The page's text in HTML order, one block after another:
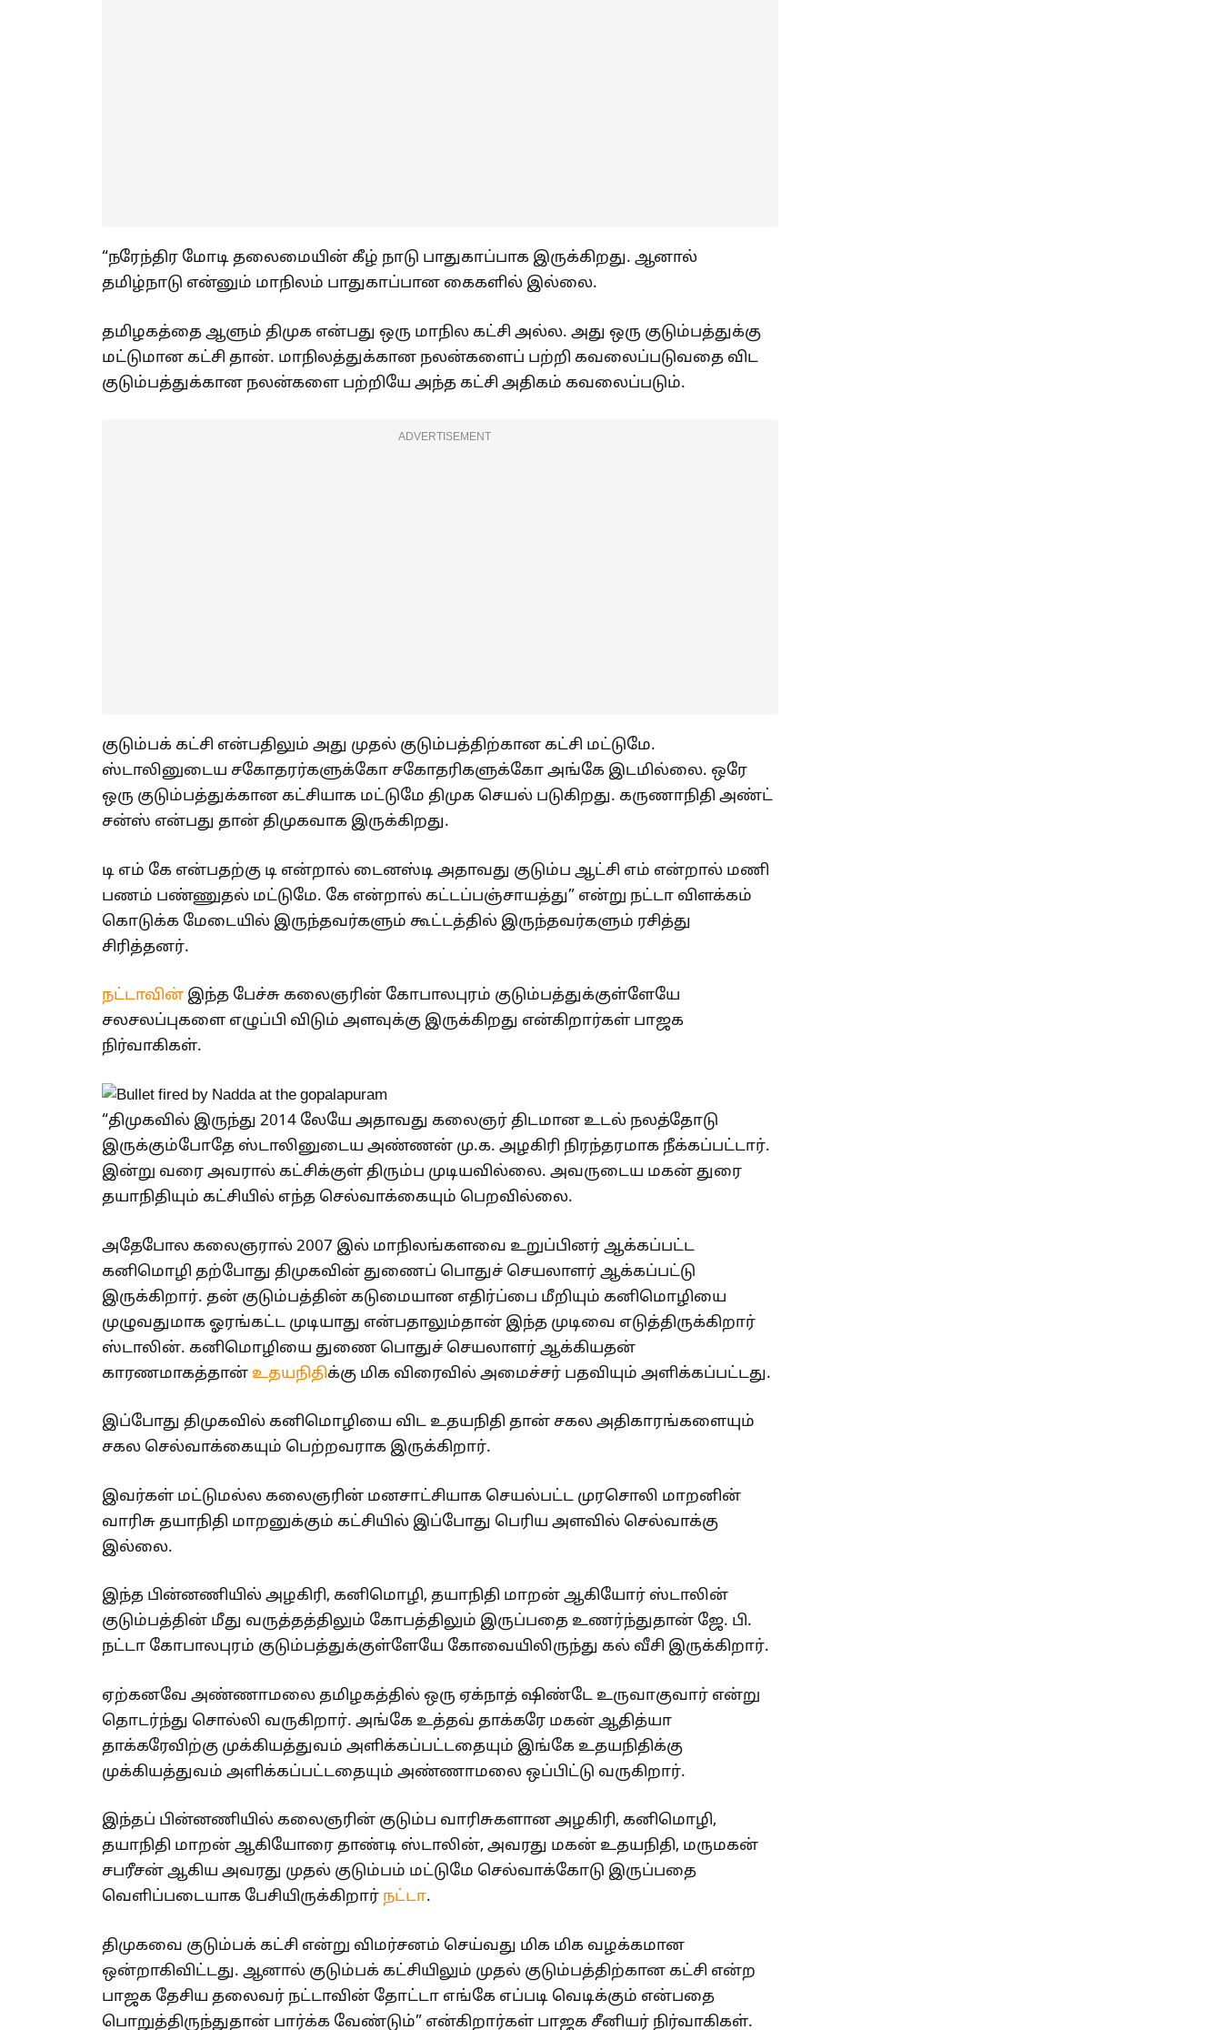
“நரேந்திர மோடி தலைமையின் கீழ் நாடு பாதுகாப்பாக இருக்கிறது. ஆனால்
தமிழ்நாடு என்னும் மாநிலம் பாதுகாப்பான கைகளில் இல்லை.
தமிழகத்தை ஆளும் திமுக என்பது ஒரு மாநில கட்சி அல்ல. அது ஒரு குடும்பத்துக்கு
மட்டுமான கட்சி தான். மாநிலத்துக்கான நலன்களைப் பற்றி கவலைப்படுவதை விட
குடும்பத்துக்கான நலன்களை பற்றியே அந்த கட்சி அதிகம் கவலைப்படும்.
ADVERTISEMENT
குடும்பக் கட்சி என்பதிலும் அது முதல் குடும்பத்திற்கான கட்சி மட்டுமே.
ஸ்டாலினுடைய சகோதரர்களுக்கோ சகோதரிகளுக்கோ அங்கே இடமில்லை. ஒரே
ஒரு குடும்பத்துக்கான கட்சியாக மட்டுமே திமுக செயல் படுகிறது. கருணாநிதி அண்ட்
சன்ஸ் என்பது தான் திமுகவாக இருக்கிறது.
டி எம் கே என்பதற்கு டி என்றால் டைனஸ்டி அதாவது குடும்ப ஆட்சி எம் என்றால் மணி
பணம் பண்ணுதல் மட்டுமே. கே என்றால் கட்டப்பஞ்சாயத்து” என்று நட்டா விளக்கம்
கொடுக்க மேடையில் இருந்தவர்களும் கூட்டத்தில் இருந்தவர்களும் ரசித்து
சிரித்தனர்.
நட்டாவின் இந்த பேச்சு கலைஞரின் கோபாலபுரம் குடும்பத்துக்குள்ளேயே
சலசலப்புகளை எழுப்பி விடும் அளவுக்கு இருக்கிறது என்கிறார்கள் பாஜக
நிர்வாகிகள்.
“திமுகவில் இருந்து 2014 லேயே அதாவது கலைஞர் திடமான உடல் நலத்தோடு
இருக்கும்போதே ஸ்டாலினுடைய அண்ணன் மு.க. அழகிரி நிரந்தரமாக நீக்கப்பட்டார்.
இன்று வரை அவரால் கட்சிக்குள் திரும்ப முடியவில்லை. அவருடைய மகன் துரை
தயாநிதியும் கட்சியில் எந்த செல்வாக்கையும் பெறவில்லை.
அதேபோல கலைஞரால் 2007 இல் மாநிலங்களவை உறுப்பினர் ஆக்கப்பட்ட
கனிமொழி தற்போது திமுகவின் துணைப் பொதுச் செயலாளர் ஆக்கப்பட்டு
இருக்கிறார். தன் குடும்பத்தின் கடுமையான எதிர்ப்பை மீறியும் கனிமொழியை
முழுவதுமாக ஓரங்கட்ட முடியாது என்பதாலும்தான் இந்த முடிவை எடுத்திருக்கிறார்
ஸ்டாலின். கனிமொழியை துணை பொதுச் செயலாளர் ஆக்கியதன்
காரணமாகத்தான் உதயநிதிக்கு மிக விரைவில் அமைச்சர் பதவியும் அளிக்கப்பட்டது.
இப்போது திமுகவில் கனிமொழியை விட உதயநிதி தான் சகல அதிகாரங்களையும்
சகல செல்வாக்கையும் பெற்றவராக இருக்கிறார்.
இவர்கள் மட்டுமல்ல கலைஞரின் மனசாட்சியாக செயல்பட்ட முரசொலி மாறனின்
வாரிசு தயாநிதி மாறனுக்கும் கட்சியில் இப்போது பெரிய அளவில் செல்வாக்கு
இல்லை.
இந்த பின்னணியில் அழகிரி, கனிமொழி, தயாநிதி மாறன் ஆகியோர் ஸ்டாலின்
குடும்பத்தின் மீது வருத்தத்திலும் கோபத்திலும் இருப்பதை உணர்ந்துதான் ஜே. பி.
நட்டா கோபாலபுரம் குடும்பத்துக்குள்ளேயே கோவையிலிருந்து கல் வீசி இருக்கிறார்.
ஏற்கனவே அண்ணாமலை தமிழகத்தில் ஒரு ஏக்நாத் ஷிண்டே உருவாகுவார் என்று
தொடர்ந்து சொல்லி வருகிறார். அங்கே உத்தவ் தாக்கரே மகன் ஆதித்யா
தாக்கரேவிற்கு முக்கியத்துவம் அளிக்கப்பட்டதையும் இங்கே உதயநிதிக்கு
முக்கியத்துவம் அளிக்கப்பட்டதையும் அண்ணாமலை ஒப்பிட்டு வருகிறார்.
இந்தப் பின்னணியில் கலைஞரின் குடும்ப வாரிசுகளான அழகிரி, கனிமொழி,
தயாநிதி மாறன் ஆகியோரை தாண்டி ஸ்டாலின், அவரது மகன் உதயநிதி, மருமகன்
சபரீசன் ஆகிய அவரது முதல் குடும்பம் மட்டுமே செல்வாக்கோடு இருப்பதை
வெளிப்படையாக பேசியிருக்கிறார் நட்டா.
திமுகவை குடும்பக் கட்சி என்று விமர்சனம் செய்வது மிக மிக வழக்கமான
ஒன்றாகிவிட்டது. ஆனால் குடும்பக் கட்சியிலும் முதல் குடும்பத்திற்கான கட்சி என்ற
பாஜக தேசிய தலைவர் நட்டாவின் தோட்டா எங்கே எப்படி வெடிக்கும் என்பதை
பொறுத்திருந்துதான் பார்க்க வேண்டும்” என்கிறார்கள் பாஜக சீனியர் நிர்வாகிகள்.